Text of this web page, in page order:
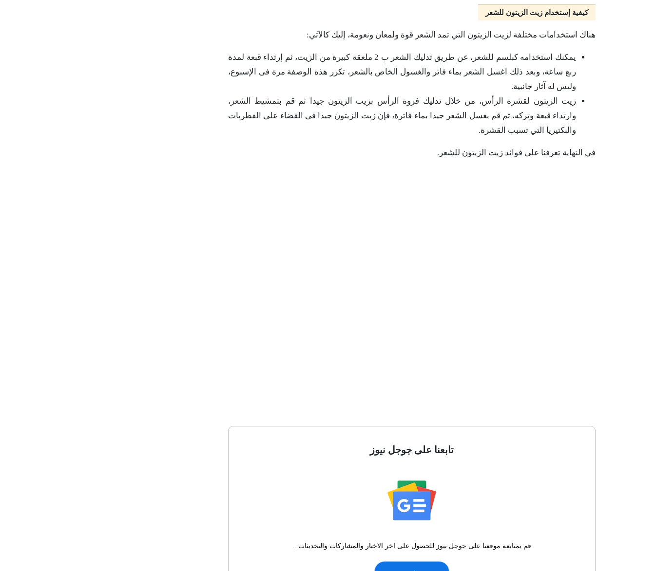
كيفية إستخدام زيت الزيتون للشعر
هناك استخدامات مختلفة لزيت الزيتون التي تمد الشعر قوة ولمعان ونعومة، إليك كالآتي:
يمكنك استخدامه كبلسم للشعر، عن طريق تدليك الشعر ب 2 ملعقة كبيرة من الزيت، ثم إرتداء قبعة لمدة
ربع ساعة، وبعد ذلك اغسل الشعر بماء فاتر والغسول الخاص بالشعر، تكرر هذه الوصفة مرة فى الإسبوع،
وليس له آثار جانبية.
زيت الزيتون لقشرة الرأس، من خلال تدليك فروة الرأس بزيت الزيتون جيدا ثم قم بتمشيط الشعر،
وارتداء قبعة وتركه، ثم قم بغسل الشعر جيدا بماء فاترة، فإن زيت الزيتون جيدا فى القضاء على الفطريات
والبكتيريا التي تسبب القشرة.
في النهاية تعرفنا على فوائد زيت الزيتون للشعر.
تابعنا على جوجل نيوز
قم بمتابعة موقعنا على جوجل نيوز للحصول على اخر الاخبار والمشاركات والتحديثات ..